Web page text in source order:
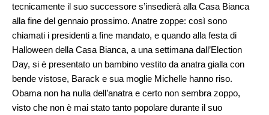
tecnicamente il suo successore s’insedierà alla Casa Bianca
alla fine del gennaio prossimo. Anatre zoppe: così sono
chiamati i presidenti a fine mandato, e quando alla festa di
Halloween della Casa Bianca, a una settimana dall’Election
Day, si è presentato un bambino vestito da anatra gialla con
bende vistose, Barack e sua moglie Michelle hanno riso.
Obama non ha nulla dell’anatra e certo non sembra zoppo,
visto che non è mai stato tanto popolare durante il suo